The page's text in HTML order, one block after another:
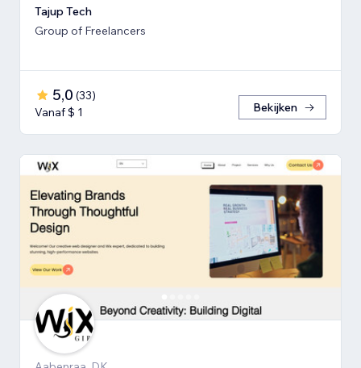
Tajup Tech
Group of Freelancers
5,0 (33)
Vanaf $ 1
Bekijken